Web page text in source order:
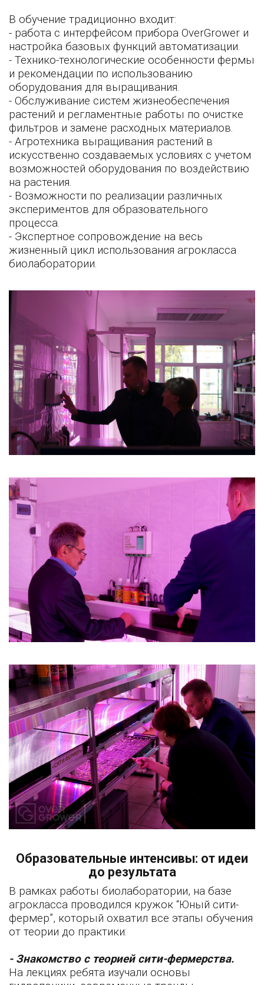
В обучение традиционно входит:
- работа с интерфейсом прибора OverGrower и
настройка базовых функций автоматизации.
- Технико-технологические особенности фермы
и рекомендации по использованию
оборудования для выращивания.
- Обслуживание систем жизнеобеспечения
растений и регламентные работы по очистке
фильтров и замене расходных материалов.
- Агротехника выращивания растений в
искусственно создаваемых условиях с учетом
возможностей оборудования по воздействию
на растения.
- Возможности по реализации различных
экспериментов для образовательного
процесса.
- Экспертное сопровождение на весь
жизненный цикл использования агрокласса
биолаборатории.
Образовательные интенсивы: от идеи
до результата
В рамках работы биолаборатории, на базе
агрокласса проводился кружок “Юный сити-
фермер”, который охватил все этапы обучения
от теории до практики:
- Знакомство с теорией сити-фермерства.
На лекциях ребята изучали основы